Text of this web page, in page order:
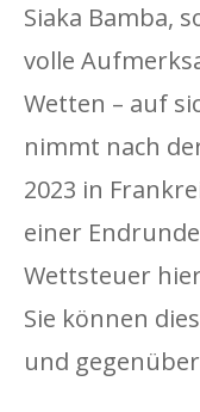
Siaka Bamba,
volle
Wetten – auf
nimmt nach
2023 in
einer
Wettsteuer
Sie können
und